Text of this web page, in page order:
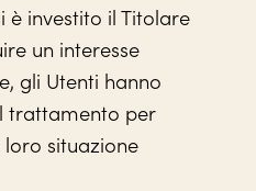
è investito il Titolare
un interesse
gli Utenti hanno
trattamento per
situazione